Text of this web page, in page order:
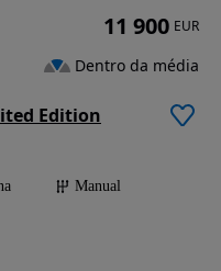
Edition
Manual
11 900 EUR
Dentro da média